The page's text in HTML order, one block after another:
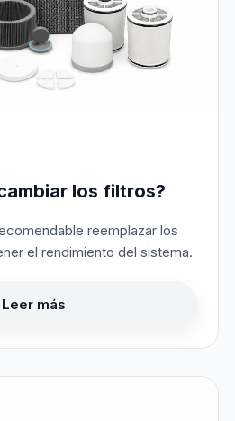
los filtros?
reemplazar los
el rendimiento del sistema.
Leer más